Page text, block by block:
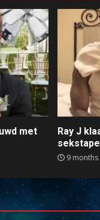
met
Ray J
sekstape
9 months